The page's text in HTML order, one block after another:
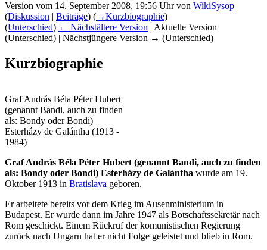
Version vom 14. September 2008, 19:56 Uhr von WikiSysop
(Diskussion | Beiträge) (→‎Kurzbiographie)
(Unterschied) ← Nächstältere Version | Aktuelle Version
(Unterschied) | Nächstjüngere Version → (Unterschied)
Kurzbiographie
Graf András Béla Péter Hubert
(genannt Bandi, auch zu finden
als: Bondy oder Bondi)
Esterházy de Galántha (1913 -
1984)
Graf András Béla Péter Hubert (genannt Bandi, auch zu finden
als: Bondy oder Bondi) Esterházy de Galántha wurde am 19.
Oktober 1913 in Bratislava geboren.
Er arbeitete bereits vor dem Krieg im Ausenministerium in
Budapest. Er wurde dann im Jahre 1947 als Botschaftssekretär nach
Rom geschickt. Einem Rückruf der komunistischen Regierung
zurück nach Ungarn hat er nicht Folge geleistet und blieb in Rom.